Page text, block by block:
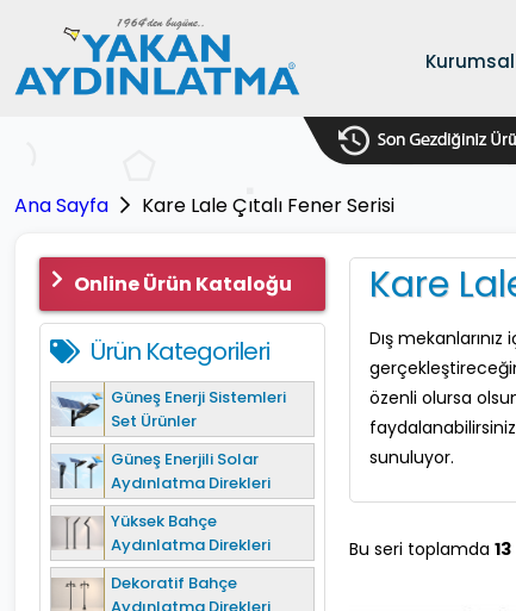
Kurumsal
Ana Sayfa Kare Lale Çıtalı Fener Serisi
Online Ürün Kataloğu
Ürün Kategorileri
Güneş Enerji Sistemleri
Set Ürünler
Güneş Enerjili Solar
Aydınlatma Direkleri
Yüksek Bahçe
Aydınlatma Direkleri
Dekoratif Bahçe
Aydınlatma Direkleri
Kare
Dış
özenli olursa
sunuluyor.
Bu seri toplamda 13